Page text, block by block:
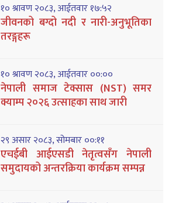
१० श्रावण २०८३, आईतवार १७:५२
जीवनको बग्दो नदी र नारी-अनुभूतिका
तरङ्गहरू
१० श्रावण २०८३, आईतवार ००:००
नेपाली समाज टेक्सास (NST) समर
क्याम्प २०२६ उत्साहका साथ जारी
२९ असार २०८३, सोमबार ००:११
एचईबी आईएसडी नेतृत्वसँग नेपाली
समुदायको अन्तरक्रिया कार्यक्रम सम्पन्न